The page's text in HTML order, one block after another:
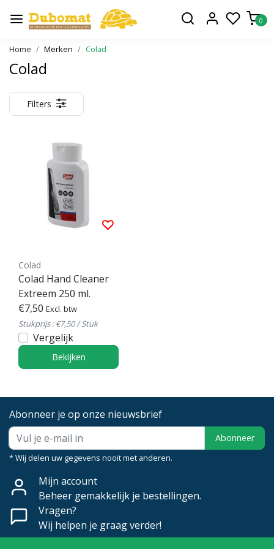
0
Home Merken Colad
Colad
Filters
Colad
Colad Hand Cleaner
Extreem 250 ml.
€7,50 Excl. btw
Stukprijs : €7,50 / Stuk
Vergelijk
Bekijken
Abonneer je op onze nieuwsbrief
Abonneer
* Wij delen uw gegevens nooit met anderen.
Mijn account
Beheer gemakkelijk je bestellingen.
Vragen?
Wij helpen je graag verder!